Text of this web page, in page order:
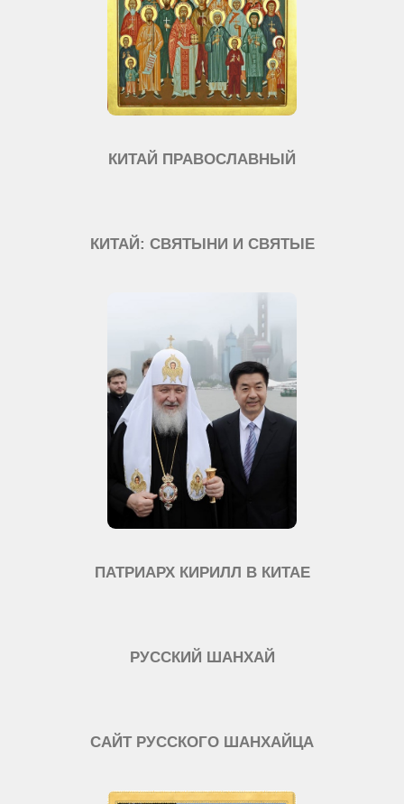
КИТАЙ ПРАВОСЛАВНЫЙ
КИТАЙ: СВЯТЫНИ И СВЯТЫЕ
ПАТРИАРХ КИРИЛЛ В КИТАЕ
РУССКИЙ ШАНХАЙ
САЙТ РУССКОГО ШАНХАЙЦА